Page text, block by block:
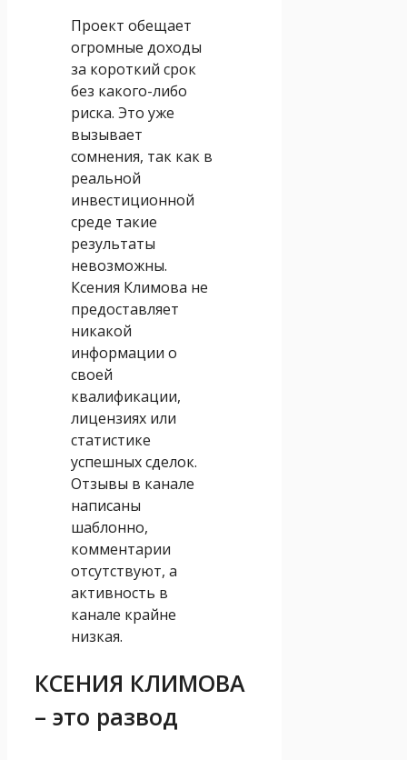
Проект обещает
огромные доходы
за короткий срок
без какого-либо
риска. Это уже
вызывает
сомнения, так как в
реальной
инвестиционной
среде такие
результаты
невозможны.
Ксения Климова не
предоставляет
никакой
информации о
своей
квалификации,
лицензиях или
статистике
успешных сделок.
Отзывы в канале
написаны
шаблонно,
комментарии
отсутствуют, а
активность в
канале крайне
низкая.
КСЕНИЯ КЛИМОВА
– это развод